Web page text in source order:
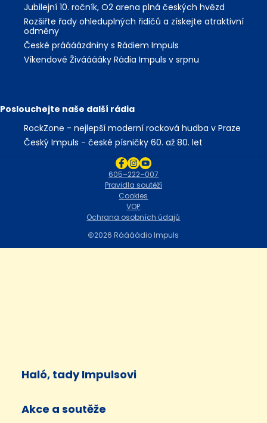
Haló, tady Impulsovi
Akce a soutěže
Jubilejní 10. ročník, O2 arena plná českých hvězd
Rozšiřte řady ohleduplných řidičů a získejte atraktivní
odměny
České práááázdniny s Rádiem Impuls
Víkendové Živááááky Rádia Impuls v srpnu
Poslouchejte naše další rádia
RockZone - nejlepší moderní rocková hudba v Praze
Český Impuls - české písničky 60. až 80. let
2026 Ráááádio Impuls
Ochrana osobních údajů
VOP
Cookies
Pravidla soutěží
605–222–007